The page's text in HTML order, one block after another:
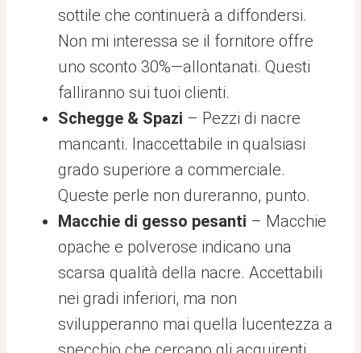
sottile che continuerà a diffondersi.
Non mi interessa se il fornitore offre
uno sconto 30%—allontanati. Questi
falliranno sui tuoi clienti.
Schegge & Spazi – Pezzi di nacre
mancanti. Inaccettabile in qualsiasi
grado superiore a commerciale.
Queste perle non dureranno, punto.
Macchie di gesso pesanti – Macchie
opache e polverose indicano una
scarsa qualità della nacre. Accettabili
nei gradi inferiori, ma non
svilupperanno mai quella lucentezza a